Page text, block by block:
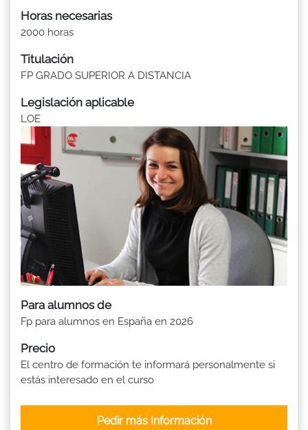
Horas necesarias
2000 horas
Titulación
FP GRADO SUPERIOR A DISTANCIA
Legislación aplicable
LOE
Para alumnos de
Fp para alumnos en España en 2026
Precio
El centro de formación te informará personalmente si
estás interesado en el curso
Pedir más Información